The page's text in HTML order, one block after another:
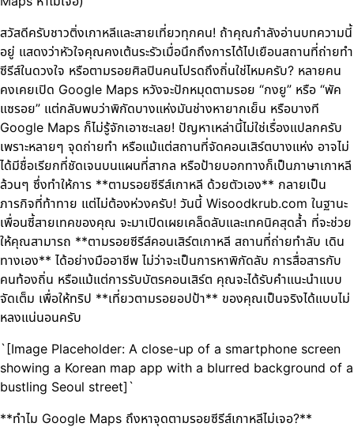
สวัสดีครับชาวติ่งเกาหลีและสายเที่ยวทุกคน! ถ้าคุณกำลังอ่านบทความนี้
อยู่ แสดงว่าหัวใจคุณคงเต้นระรัวเมื่อนึกถึงการได้ไปเยือนสถานที่ถ่ายทำ
ซีรีส์ในดวงใจ หรือตามรอยศิลปินคนโปรดถึงถิ่นใช่ไหมครับ? หลายคน
คงเคยเปิด Google Maps หวังจะปักหมุดตามรอย “กงยู” หรือ “พัค
แซรอย” แต่กลับพบว่าพิกัดบางแห่งมันช่างหายากเย็น หรือบางที
Google Maps ก็ไม่รู้จักเอาซะเลย! ปัญหาเหล่านี้ไม่ใช่เรื่องแปลกครับ
เพราะหลายๆ จุดถ่ายทำ หรือแม้แต่สถานที่จัดคอนเสิร์ตบางแห่ง อาจไม่
ได้มีชื่อเรียกที่ชัดเจนบนแผนที่สากล หรือป้ายบอกทางก็เป็นภาษาเกาหลี
ล้วนๆ ซึ่งทำให้การ **ตามรอยซีรีส์เกาหลี ด้วยตัวเอง** กลายเป็น
ภารกิจที่ท้าทาย แต่ไม่ต้องห่วงครับ! วันนี้ Wisoodkrub.com ในฐานะ
เพื่อนซี้สายเทคของคุณ จะมาเปิดเผยเคล็ดลับและเทคนิคสุดล้ำ ที่จะช่วย
ให้คุณสามารถ **ตามรอยซีรีส์คอนเสิร์ตเกาหลี สถานที่ถ่ายทำลับ เดิน
ทางเอง** ได้อย่างมืออาชีพ ไม่ว่าจะเป็นการหาพิกัดลับ การสื่อสารกับ
คนท้องถิ่น หรือแม้แต่การรับบัตรคอนเสิร์ต คุณจะได้รับคำแนะนำแบบ
จัดเต็ม เพื่อให้ทริป **เที่ยวตามรอยอปป้า** ของคุณเป็นจริงได้แบบไม่
หลงแน่นอนครับ
`[Image Placeholder: A close-up of a smartphone screen
showing a Korean map app with a blurred background of a
bustling Seoul street]`
**ทำไม Google Maps ถึงหาจุดตามรอยซีรีส์เกาหลีไม่เจอ?**